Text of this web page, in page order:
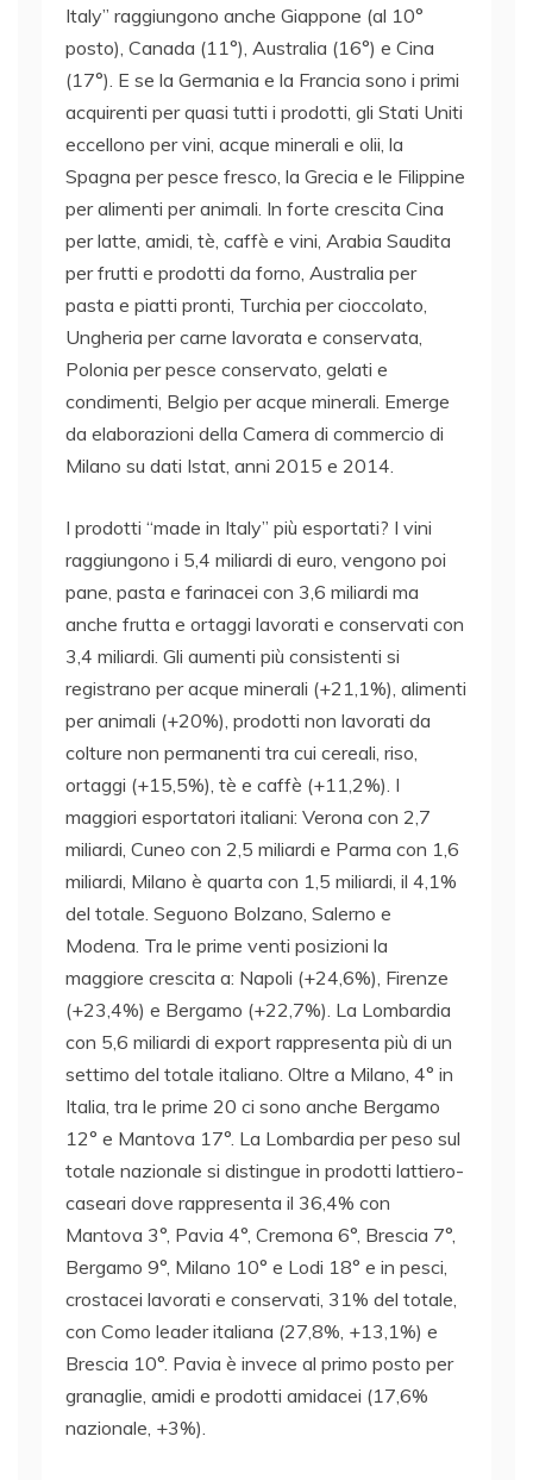
Italy” raggiungono anche Giappone (al 10°
posto), Canada (11°), Australia (16°) e Cina
(17°). E se la Germania e la Francia sono i primi
acquirenti per quasi tutti i prodotti, gli Stati Uniti
eccellono per vini, acque minerali e olii, la
Spagna per pesce fresco, la Grecia e le Filippine
per alimenti per animali. In forte crescita Cina
per latte, amidi, tè, caffè e vini, Arabia Saudita
per frutti e prodotti da forno, Australia per
pasta e piatti pronti, Turchia per cioccolato,
Ungheria per carne lavorata e conservata,
Polonia per pesce conservato, gelati e
condimenti, Belgio per acque minerali. Emerge
da elaborazioni della Camera di commercio di
Milano su dati Istat, anni 2015 e 2014.
I prodotti “made in Italy” più esportati? I vini
raggiungono i 5,4 miliardi di euro, vengono poi
pane, pasta e farinacei con 3,6 miliardi ma
anche frutta e ortaggi lavorati e conservati con
3,4 miliardi. Gli aumenti più consistenti si
registrano per acque minerali (+21,1%), alimenti
per animali (+20%), prodotti non lavorati da
colture non permanenti tra cui cereali, riso,
ortaggi (+15,5%), tè e caffè (+11,2%). I
maggiori esportatori italiani: Verona con 2,7
miliardi, Cuneo con 2,5 miliardi e Parma con 1,6
miliardi, Milano è quarta con 1,5 miliardi, il 4,1%
del totale. Seguono Bolzano, Salerno e
Modena. Tra le prime venti posizioni la
maggiore crescita a: Napoli (+24,6%), Firenze
(+23,4%) e Bergamo (+22,7%). La Lombardia
con 5,6 miliardi di export rappresenta più di un
settimo del totale italiano. Oltre a Milano, 4° in
Italia, tra le prime 20 ci sono anche Bergamo
12° e Mantova 17°. La Lombardia per peso sul
totale nazionale si distingue in prodotti lattiero-
caseari dove rappresenta il 36,4% con
Mantova 3°, Pavia 4°, Cremona 6°, Brescia 7°,
Bergamo 9°, Milano 10° e Lodi 18° e in pesci,
crostacei lavorati e conservati, 31% del totale,
con Como leader italiana (27,8%, +13,1%) e
Brescia 10°. Pavia è invece al primo posto per
granaglie, amidi e prodotti amidacei (17,6%
nazionale, +3%).